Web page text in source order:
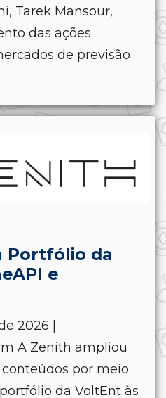
Tarek Mansour,
das ações
de previsão
Portfólio da
e
2026 |
A Zenith ampliou
por meio
da VoltEnt às